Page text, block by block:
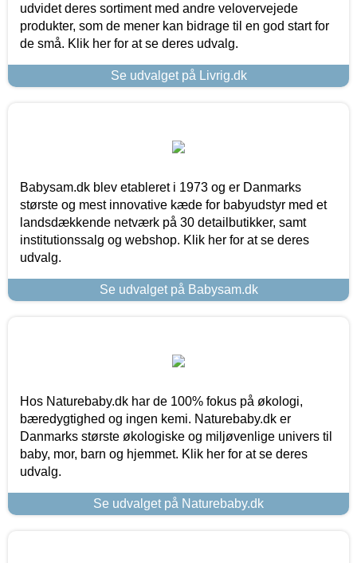
udvidet deres sortiment med andre velovervejede
produkter, som de mener kan bidrage til en god start for
de små. Klik her for at se deres udvalg.
Se udvalget på Livrig.dk
Babysam.dk blev etableret i 1973 og er Danmarks
største og mest innovative kæde for babyudstyr med et
landsdækkende netværk på 30 detailbutikker, samt
institutionssalg og webshop. Klik her for at se deres
udvalg.
Se udvalget på Babysam.dk
Hos Naturebaby.dk har de 100% fokus på økologi,
bæredygtighed og ingen kemi. Naturebaby.dk er
Danmarks største økologiske og miljøvenlige univers til
baby, mor, barn og hjemmet. Klik her for at se deres
udvalg.
Se udvalget på Naturebaby.dk